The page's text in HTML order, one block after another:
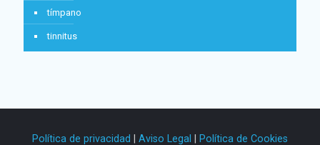
tímpano
tinnitus
Política de privacidad | Aviso Legal | Política de Cookies